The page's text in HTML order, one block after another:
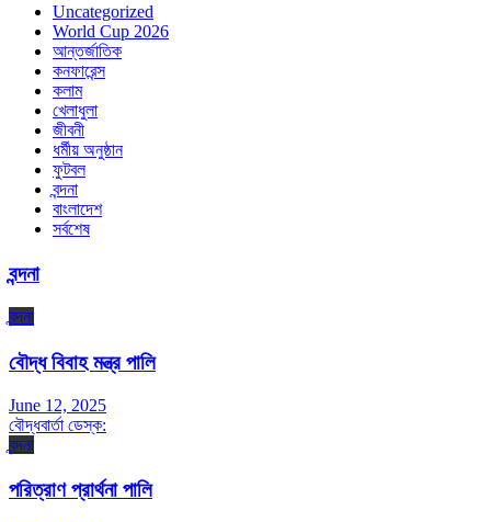
Uncategorized
World Cup 2026
আন্তর্জাতিক
কনফারেন্স
কলাম
খেলাধুলা
জীবনী
ধর্মীয় অনুষ্ঠান
ফুটবল
বন্দনা
বাংলাদেশ
সর্বশেষ
বন্দনা
বন্দনা
বৌদ্ধ বিবাহ মন্ত্র পালি
June 12, 2025
বৌদ্ধবার্তা ডেস্ক:
বন্দনা
পরিত্রাণ প্রার্থনা পালি